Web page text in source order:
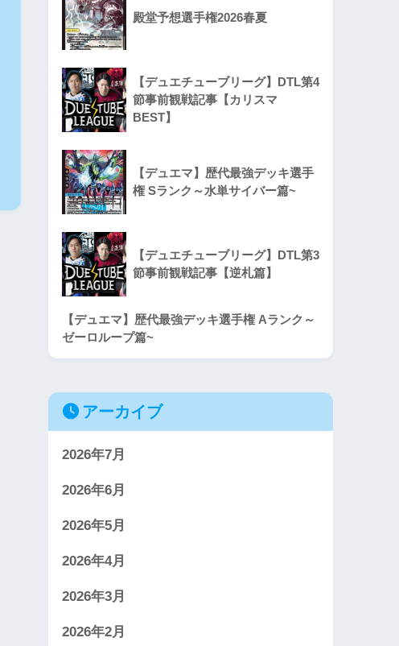
殿堂予想選手権2026春夏
【デュエチューブリーグ】DTL第4
節事前観戦記事【カリスマ
BEST】
【デュエマ】歴代最強デッキ選手
権 Sランク～水単サイバー篇~
【デュエチューブリーグ】DTL第3
節事前観戦記事【逆札篇】
【デュエマ】歴代最強デッキ選手権 Aランク～
ゼーロループ篇~
アーカイブ
2026年7月
2026年6月
2026年5月
2026年4月
2026年3月
2026年2月